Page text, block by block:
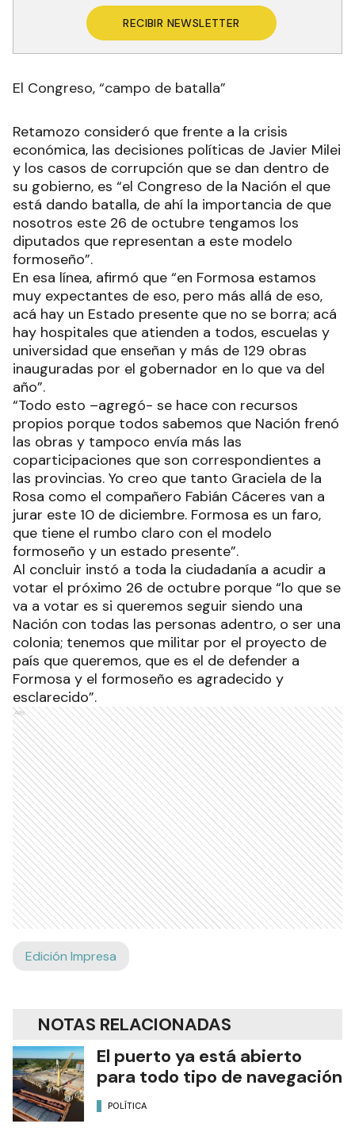
RECIBIR NEWSLETTER
El Congreso, “campo de batalla”
Retamozo consideró que frente a la crisis
económica, las decisiones políticas de Javier Milei
y los casos de corrupción que se dan dentro de
su gobierno, es “el Congreso de la Nación el que
está dando batalla, de ahí la importancia de que
nosotros este 26 de octubre tengamos los
diputados que representan a este modelo
formoseño”.
En esa línea, afirmó que “en Formosa estamos
muy expectantes de eso, pero más allá de eso,
acá hay un Estado presente que no se borra; acá
hay hospitales que atienden a todos, escuelas y
universidad que enseñan y más de 129 obras
inauguradas por el gobernador en lo que va del
año”.
“Todo esto –agregó- se hace con recursos
propios porque todos sabemos que Nación frenó
las obras y tampoco envía más las
coparticipaciones que son correspondientes a
las provincias. Yo creo que tanto Graciela de la
Rosa como el compañero Fabián Cáceres van a
jurar este 10 de diciembre. Formosa es un faro,
que tiene el rumbo claro con el modelo
formoseño y un estado presente”.
Al concluir instó a toda la ciudadanía a acudir a
votar el próximo 26 de octubre porque “lo que se
va a votar es si queremos seguir siendo una
Nación con todas las personas adentro, o ser una
colonia; tenemos que militar por el proyecto de
país que queremos, que es el de defender a
Formosa y el formoseño es agradecido y
esclarecido”.
Ads
Edición Impresa
NOTAS RELACIONADAS
El puerto ya está abierto
para todo tipo de navegación
POLÍTICA